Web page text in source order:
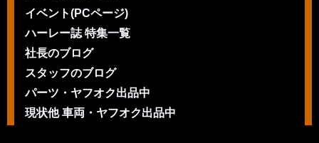
イベント(PCページ)
ハーレー誌 特集一覧
社長のブログ
スタッフのブログ
パーツ・ヤフオク出品中
現状他 車両・ヤフオク出品中